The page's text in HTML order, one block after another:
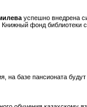
успешно внедрена
фонд библиотеки
на базе пансионата